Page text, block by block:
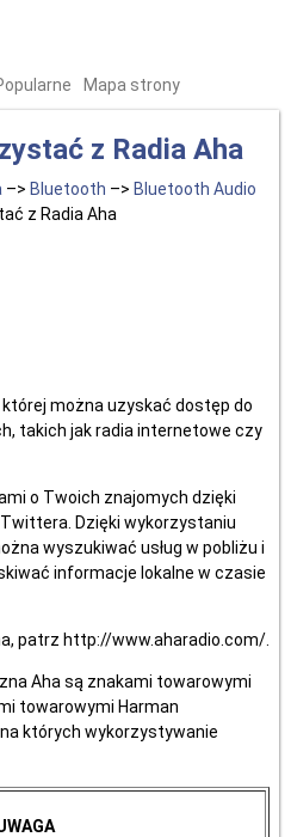
Mapa strony
z Radia Aha
–> Bluetooth –> Bluetooth Audio
z Radia Aha
której można uzyskać dostęp do
takich jak radia internetowe czy
o Twoich znajomych dzięki
Dzięki wykorzystaniu
wyszukiwać usług w pobliżu i
informacje lokalne w czasie
patrz http://www.aharadio.com/.
Aha są znakami towarowymi
towarowymi Harman
których wykorzystywanie